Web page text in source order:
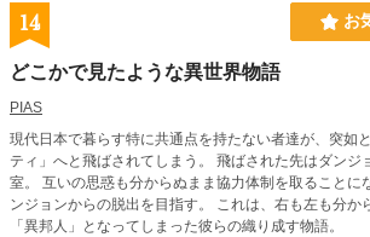
14 お
どこかで見たような異世界物語
PIAS
現代日本で暮らす特に共通点を持たない者達が、突如
ティ」へと飛ばされてしまう。 飛ばされた先はダンジ
室。 互いの思惑も分からぬまま協力体制を取ることに
ンジョンからの脱出を目指す。 これは、右も左も分からない異世界に飛ばされ
「異邦人」となってしまった彼らの織り成す物語。